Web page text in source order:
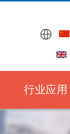
行业应用